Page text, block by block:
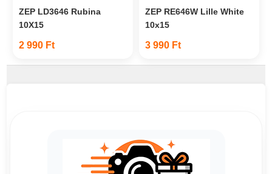
ZEP LD3646 Rubina
10X15
2 990 Ft
ZEP RE646W Lille White
10x15
3 990 Ft